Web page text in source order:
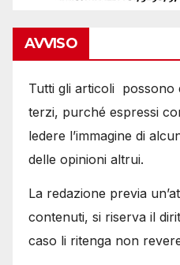
AVVISO
Tutti gli articoli possono
terzi, purché espressi
ledere l’immagine di
delle opinioni altrui.
La redazione previa
contenuti, si riserva il
caso li ritenga non